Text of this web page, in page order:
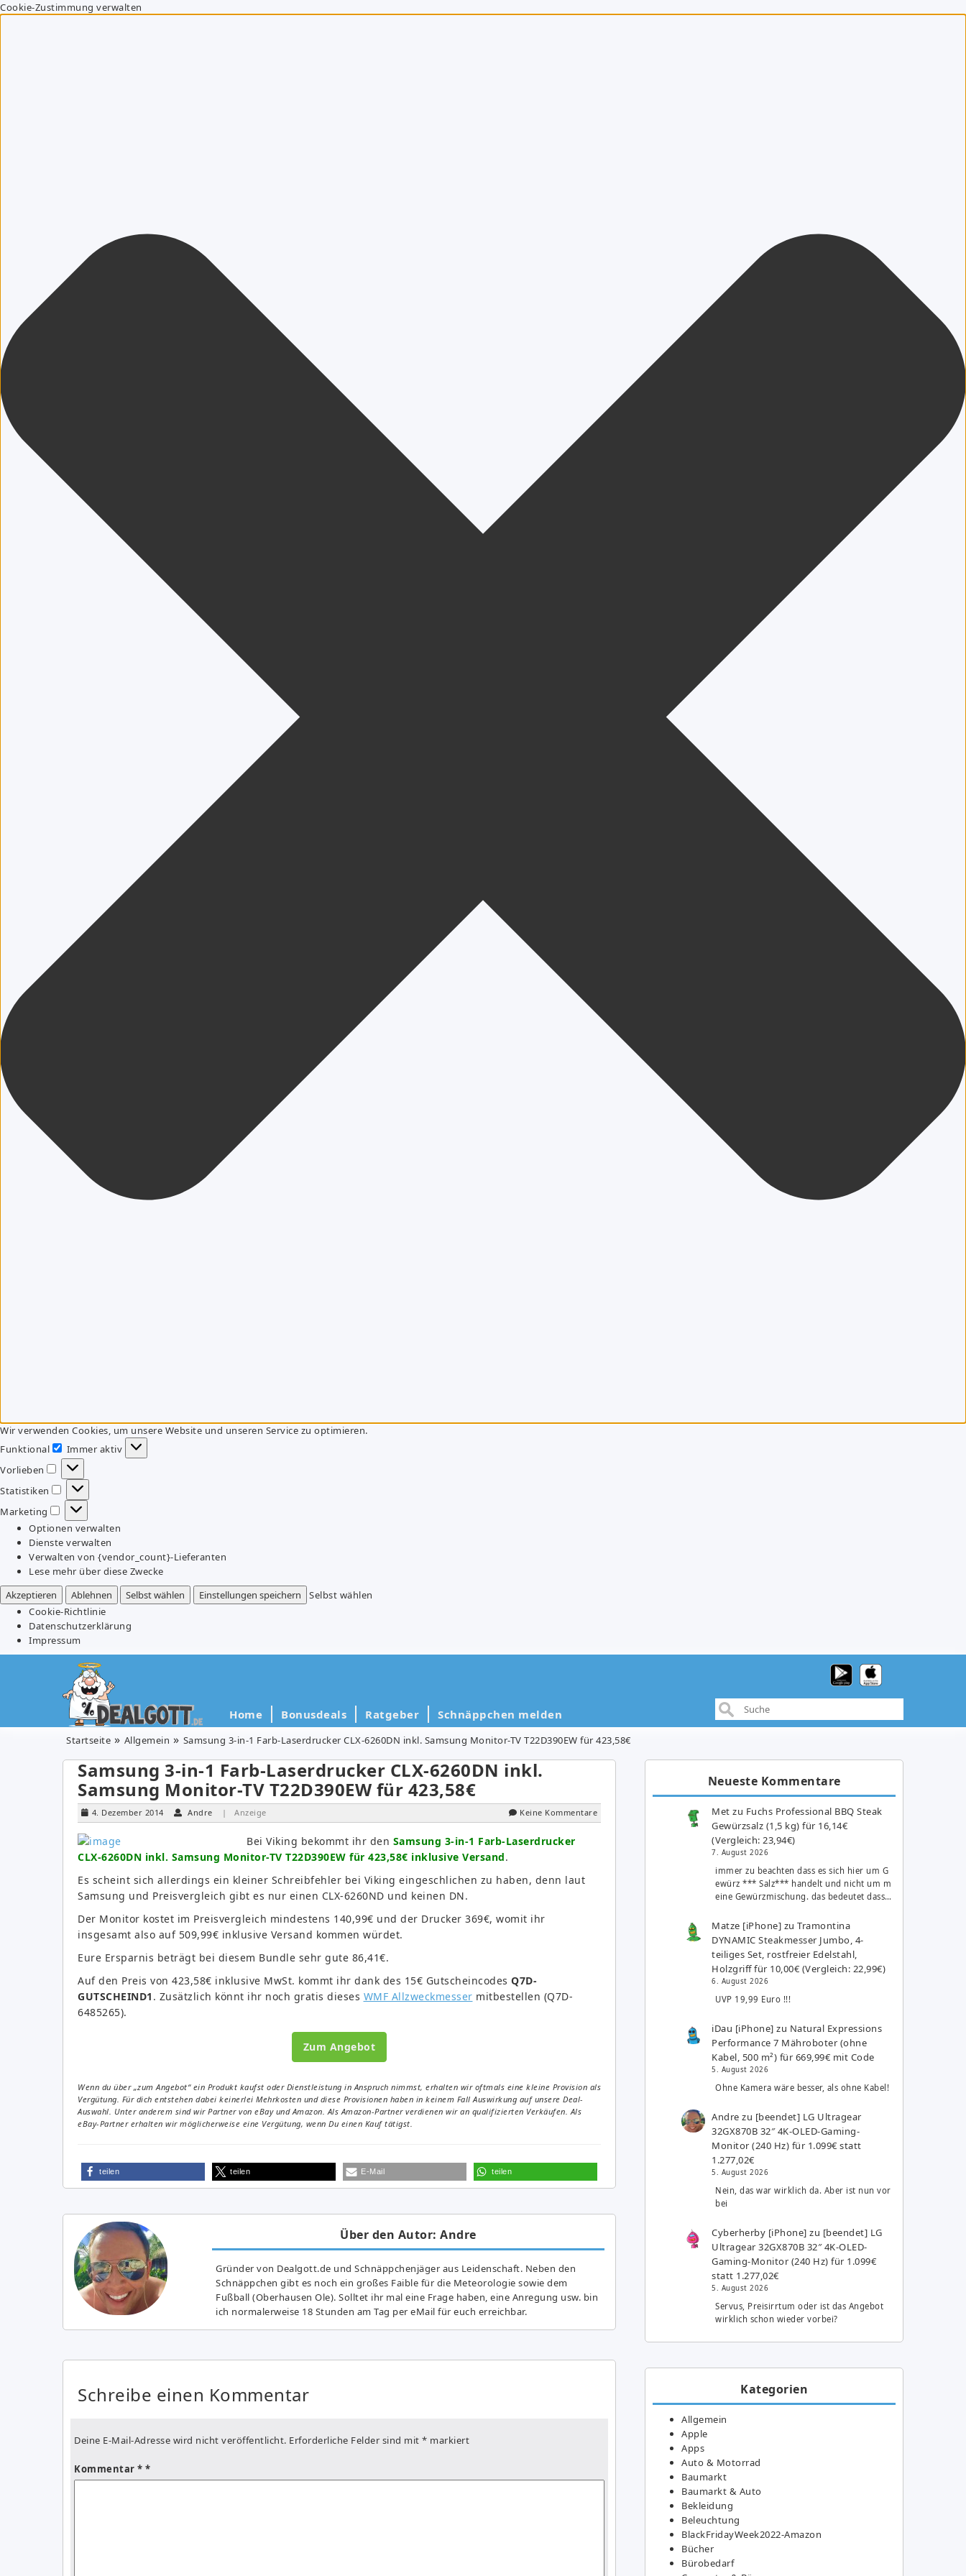
Cookie-Zustimmung verwalten
Wir verwenden Cookies, um unsere Website und unseren Service zu optimieren.
Funktional
Funktional
Immer aktiv
Vorlieben
Vorlieben
Statistiken
Statistiken
Marketing
Marketing
Optionen verwalten
Dienste verwalten
Verwalten von {vendor_count}-Lieferanten
Lese mehr über diese Zwecke
Akzeptieren
Ablehnen Selbst wählen Einstellungen speichern
Selbst wählen
Cookie-Richtlinie
Datenschutzerklärung
Impressum
Home Bonusdeals Ratgeber Schnäppchen melden
Startseite Allgemein Samsung 3-in-1 Farb-Laserdrucker CLX-6260DN inkl. Samsung Monitor-TV T22D390EW für 423,58€
Samsung 3-in-1 Farb-Laserdrucker CLX-6260DN inkl.
Samsung Monitor-TV T22D390EW für 423,58€
4. Dezember 2014 Andre | Anzeige Keine Kommentare
Bei Viking bekommt ihr den Samsung 3-in-1 Farb-Laserdrucker
CLX-6260DN inkl. Samsung Monitor-TV T22D390EW für 423,58€ inklusive Versand.
Es scheint sich allerdings ein kleiner Schreibfehler bei Viking eingeschlichen zu haben, denn laut
Samsung und Preisvergleich gibt es nur einen CLX-6260ND und keinen DN.
Der Monitor kostet im Preisvergleich mindestens 140,99€ und der Drucker 369€, womit ihr
insgesamt also auf 509,99€ inklusive Versand kommen würdet.
Eure Ersparnis beträgt bei diesem Bundle sehr gute 86,41€.
Auf den Preis von 423,58€ inklusive MwSt. kommt ihr dank des 15€ Gutscheincodes Q7D-
GUTSCHEIND1 . Zusätzlich könnt ihr noch gratis dieses WMF Allzweckmesser mitbestellen (Q7D-
6485265).
Zum Angebot
Wenn du über „zum Angebot“ ein Produkt kaufst oder Dienstleistung in Anspruch nimmst, erhalten wir oftmals eine kleine Provision als
Vergütung. Für dich entstehen dabei keinerlei Mehrkosten und diese Provisionen haben in keinem Fall Auswirkung auf unsere Deal-
Auswahl. Unter anderem sind wir Partner von eBay und Amazon. Als Amazon-Partner verdienen wir an qualifizierten Verkäufen. Als
eBay-Partner erhalten wir möglicherweise eine Vergütung, wenn Du einen Kauf tätigst.
teilen teilen E-Mail teilen
Über den Autor: Andre
Gründer von Dealgott.de und Schnäppchenjäger aus Leidenschaft. Neben den
Schnäppchen gibt es noch ein großes Fai­ble für die Meteorologie sowie dem
Fußball (Oberhausen Ole). Solltet ihr mal eine Frage haben, eine Anregung usw. bin
ich normalerweise 18 Stunden am Tag per eMail für euch erreichbar.
Schreibe einen Kommentar
Deine E-Mail-Adresse wird nicht veröffentlicht. Erforderliche Felder sind mit * markiert
Kommentar *
Neueste Kommentare
Met zu Fuchs Professional BBQ Steak
Gewürzsalz (1,5 kg) für 16,14€
(Vergleich: 23,94€)
7. August 2026
immer zu beachten dass es sich hier um G
ewürz *** Salz*** handelt und nicht um m
eine Gewürzmischung. das bedeutet dass…
Matze [iPhone] zuTramontina
DYNAMIC Steakmesser Jumbo, 4-
teiliges Set, rostfreier Edelstahl,
Holzgriff für 10,00€ (Vergleich: 22,99€)
6. August 2026
UVP 19,99 Euro !!!
iDau [iPhone] zu Natural Expressions
Performance 7 Mähroboter (ohne
Kabel, 500 m²) für 669,99€ mit Code
5. August 2026
Ohne Kamera wäre besser, als ohne Kabel!
Andre zu [beendet] LG Ultragear
32GX870B 32″ 4K-OLED-Gaming-
Monitor (240 Hz) für 1.099€ statt
1.277,02€
5. August 2026
Nein, das war wirklich da. Aber ist nun vor
bei
Cyberherby [iPhone] zu [beendet] LG
Ultragear 32GX870B 32″ 4K-OLED-
Gaming-Monitor (240 Hz) für 1.099€
statt 1.277,02€
5. August 2026
Servus, Preisirrtum oder ist das Angebot
wirklich schon wieder vorbei?
Kategorien
Allgemein
Apple
Apps
Auto & Motorrad
Baumarkt
Baumarkt & Auto
Bekleidung
Beleuchtung
BlackFridayWeek2022-Amazon
Bücher
Bürobedarf